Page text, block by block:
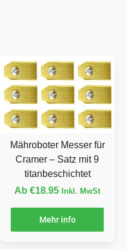
Mähroboter Messer für
Cramer – Satz mit 9
titanbeschichtet
Ab €18.95 Inkl. MwSt
Mehr info